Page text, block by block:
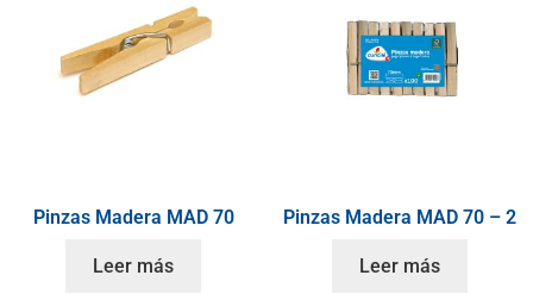
Pinzas Madera MAD 70
Leer más
Pinzas Madera MAD 70 – 2
Leer más